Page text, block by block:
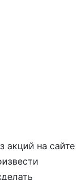
акций на сайте